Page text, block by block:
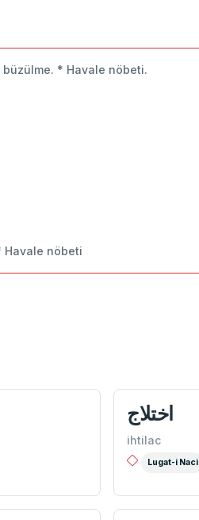
büzülme. * Havale nöbeti.
Havale nöbeti
اختلاج
ihtilac
Lugat-i Naci